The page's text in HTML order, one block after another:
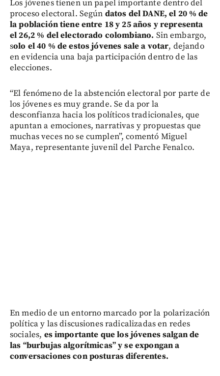
Los jóvenes tienen un papel importante dentro del
proceso electoral. Según datos del DANE, el 20 % de
la población tiene entre 18 y 25 años y representa
el 26,2 % del electorado colombiano. Sin embargo,
solo el 40 % de estos jóvenes sale a votar, dejando
en evidencia una baja participación dentro de las
elecciones.
“El fenómeno de la abstención electoral por parte de
los jóvenes es muy grande. Se da por la
desconfianza hacia los políticos tradicionales, que
apuntan a emociones, narrativas y propuestas que
muchas veces no se cumplen”, comentó Miguel
Maya, representante juvenil del Parche Fenalco.
En medio de un entorno marcado por la polarización
política y las discusiones radicalizadas en redes
sociales, es importante que los jóvenes salgan de
las “burbujas algorítmicas” y se expongan a
conversaciones con posturas diferentes.